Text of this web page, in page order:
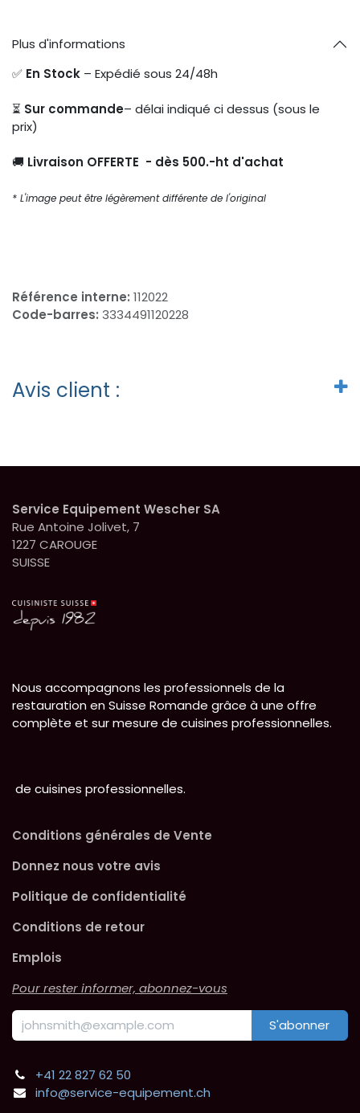
Plus d'informations
✅ En Stock – Expédié sous 24/48h
⏳ Sur commande– délai indiqué ci dessus (sous le
prix)
🚚 Livraison OFFERTE - dès 500.-ht d'achat
* L'image peut être légèrement différente de l'original
Référence interne: 112022
Code-barres: 3334491120228
Avis client :
Service Equipement Wescher SA
Rue Antoine Jolivet, 7
1227 CAROUGE
SUISSE
Nous accompagnons les professionnels de la
restauration en Suisse Romande grâce à une offre
complète et sur mesure de cuisines professionnelles.
de cuisines professionnelles.
Conditions générales de Vente
Donnez nous votre avis
Politique de confidentialité
Conditions de retour
Emplois
Pour rester informer, abonnez-vous
S'abonner
+41 22 827 62 50
info@service-equipement.ch